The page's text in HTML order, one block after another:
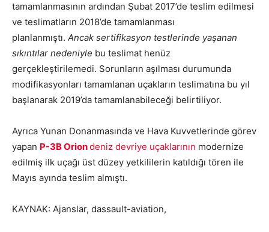
tamamlanmasının ardından Şubat 2017’de teslim edilmesi
ve teslimatların 2018’de tamamlanması
planlanmıştı. Ancak sertifikasyon testlerinde yaşanan
sıkıntılar nedeniyle bu teslimat henüz
gerçekleştirilemedi. Sorunların aşılması durumunda
modifikasyonları tamamlanan uçakların teslimatına bu yıl
başlanarak 2019’da tamamlanabileceği belirtiliyor.
Ayrıca Yunan Donanmasında ve Hava Kuvvetlerinde görev
yapan P-3B Oriondeniz devriye uçaklarının modernize
edilmiş ilk uçağı üst düzey yetkililerin katıldığı tören ile
Mayıs ayında teslim almıştı.
KAYNAK: Ajanslar, dassault-aviation,